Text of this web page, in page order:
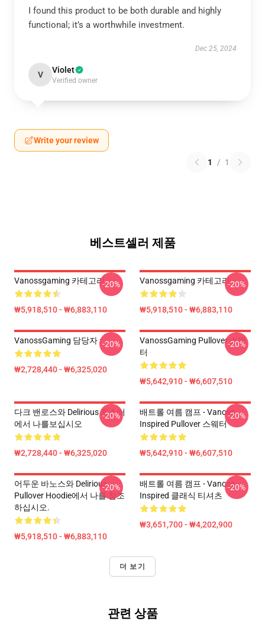
I found this product to be both durable and highly
functional; it’s a worthwhile investment.
Dec 25, 2024
V Violet
Verified owner
Write your review
1 / 1
베스트셀러 제품
Vanossgaming 카테고리
₩5,918,510 - ₩6,883,110
-20% Vanossgaming 카테고리
₩5,918,510 - ₩6,883,110
-20%
VanossGaming 담당자 :
₩2,728,440 - ₩6,325,020
-20%
VanossGaming Pullover 스웨
터
₩5,642,910 - ₩6,607,510
-20%
다크 밴로스와 Delirious 포스터
에서 나를보십시오
₩2,728,440 - ₩6,325,020
-20%
배트롤 여름 캠프 - Vanoss
Inspired Pullover 스웨터
₩5,642,910 - ₩6,607,510
-20%
어두운 바노스와 Delirious
Pullover Hoodie에서 나를 참조
하십시오.
₩5,918,510 - ₩6,883,110
-20%
배트롤 여름 캠프 - Vanoss
Inspired 클래식 티셔츠
₩3,651,700 - ₩4,202,900
-20%
더 보기
관련 상품